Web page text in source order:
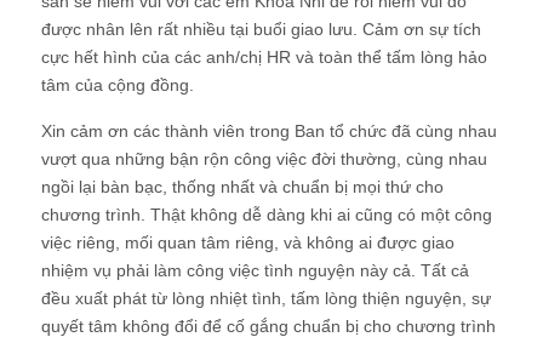
được nhân lên rất nhiều tại buổi giao lưu. Cảm ơn sự tích
cực hết hình của các anh/chị HR và toàn thể tấm lòng hảo
tâm của cộng đồng.
Xin cảm ơn các thành viên trong Ban tổ chức đã cùng nhau
vượt qua những bận rộn công việc đời thường, cùng nhau
ngồi lại bàn bạc, thống nhất và chuẩn bị mọi thứ cho
chương trình. Thật không dễ dàng khi ai cũng có một công
việc riêng, mối quan tâm riêng, và không ai được giao
nhiệm vụ phải làm công việc tình nguyện này cả. Tất cả
đều xuất phát từ lòng nhiệt tình, tấm lòng thiện nguyện, sự
quyết tâm không đổi để cố gắng chuẩn bị cho chương trình